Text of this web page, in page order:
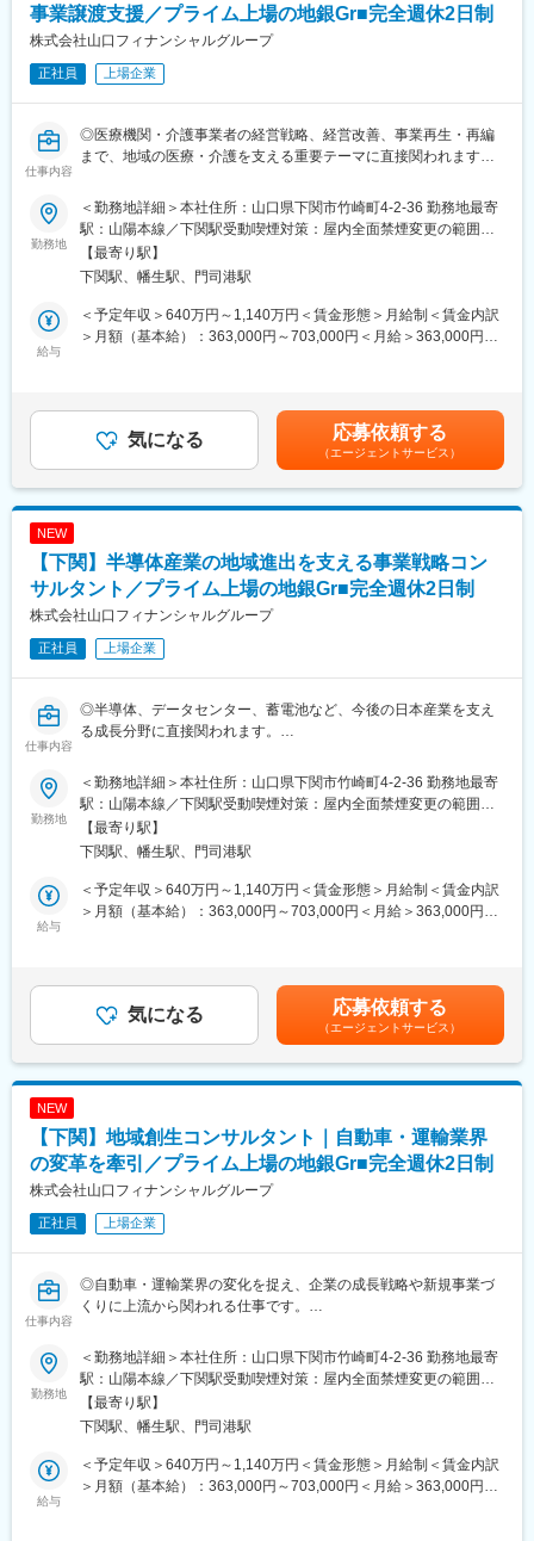
力強化と付加価値向上に貢献していただきます。
資産運用業務における既存業務運営コストの削減と、「成長投
ただきます。
・グループをまたいだ投信バック業務の集約・再設計
・事務プロセスの標準化・効率化によるコスト削減施策の企画
＜成長投資領域の業務運営・高度化＞
・ファンドラップ口座、スマート店事務、NISA制度改訂等の新
・新制度・新サービス導入時の業務設計、運営体制構築
＜管理者育成・業務運営力の強化＞
◎ 制度・市場変化に対応する実務に携われる
NISA制度改訂などの外部環境変化に直接対応し、金融サービスの
事業譲渡支援／プライム上場の地銀Gr■完全週休2日制
株式会社山口フィナンシャルグループ
正社員 上場企業
仕事内容
◎医療機関・介護事業者の経営戦略、経営改善、事業再生・再編
まで、地域の医療・介護を支える重要テーマに直接関われます。
譲渡、病床再編、投融資を活用した再建スキームづくりまで、実
行に踏み込んだ支援ができます。
◎行政、医療機関、介護事業者、金融機関、関係団体など多様な
関係者と連携しながら、地域医療体制の最適化に貢献できます。
■仕事内容：
医療機関や介護事業者が抱える経営課題に対して、経営戦略の策
要、病床のあり方、事業承継、資金繰りなど、複数の課題が同時
に発生します。このポジションでは、そうした課題を一つひとつ
整理し、医療機関・介護事業者が継続して地域に必要なサービス
地域の医療・介護ニーズや経営状況を踏まえ、今後の事業方針や
改善策を整理します。
・ハンズオンによる経営改善支援
る体制づくりを支援します。
ら実行を支援します。
・投融資を活用したスキーム構築
能な支援策を組み立てます。
・地域医療体制の最適化に向けた企画・推進
医療機関、介護事業者、行政、金融機関、関係団体と連携し、地
域に必要な医療・介護サービスを維持する仕組みづくりを進めま
・業界動向分析および関係団体との連携
制度変更や市場環境、地域課題を分析し、経営支援や地域医療体
変更の範囲：会社の定める業務
勤務地
＜勤務地詳細＞本社住所：山口県下関市竹崎町4-2-36 勤務地最寄
駅：山陽本線／下関駅受動喫煙対策：屋内全面禁煙変更の範囲：
会社の定める事業所
【最寄り駅】
下関駅、幡生駅、門司港駅
給与
＜予定年収＞640万円～1,140万円＜賃金形態＞月給制＜賃金内訳
＞月額（基本給）：363,000円～703,000円＜月給＞363,000円～
月給(月額)は固定手当を含めた表記です。
気になる 応募依頼する
（エージェントサービス）
NEW
【下関】半導体産業の地域進出を支える事業戦略コン
サルタント／プライム上場の地銀Gr■完全週休2日制
株式会社山口フィナンシャルグループ
正社員 上場企業
仕事内容
◎半導体、データセンター、蓄電池など、今後の日本産業を支え
る成長分野に直接関われます。
で、構想だけで終わらない事業づくりに携われます。
◎行政機関、金融機関、企業などをつなぎ、地域経済の活性化と
産業競争力の強化に貢献できます。
■採用背景：
半導体を中心とした先端産業分野への投資拡大と、企業誘致ニー
ズの高まりを受けた増員募集です。
サプライチェーンづくりを支援する仕事です。
このポジションでは、顧客の抱える課題に対して、市場分析、事
業戦略の検討、関係者との調整、案件組成を行い、地域産業の発
■具体的な業務内容
・半導体関連企業の新規進出支援
支援を行います。
施策を検討します。
・人材育成、確保に向けた施策企画
企画します。
・中核企業の誘致活動
地域産業の中心となる企業を呼び込むため、誘致に向けた情報整
理や提案活動を行います。
材料、部品、製造、物流など、半導体関連産業に必要な企業同士
のつながりを整理し、地域内外の連携を考えます。
勤務地
＜勤務地詳細＞本社住所：山口県下関市竹崎町4-2-36 勤務地最寄
駅：山陽本線／下関駅受動喫煙対策：屋内全面禁煙変更の範囲：
会社の定める事業所
【最寄り駅】
下関駅、幡生駅、門司港駅
給与
＜予定年収＞640万円～1,140万円＜賃金形態＞月給制＜賃金内訳
＞月額（基本給）：363,000円～703,000円＜月給＞363,000円～
月給(月額)は固定手当を含めた表記です。
気になる 応募依頼する
（エージェントサービス）
NEW
【下関】地域創生コンサルタント｜自動車・運輸業界
の変革を牽引／プライム上場の地銀Gr■完全週休2日制
株式会社山口フィナンシャルグループ
正社員 上場企業
仕事内容
◎自動車・運輸業界の変化を捉え、企業の成長戦略や新規事業づ
くりに上流から関われる仕事です。
チェーン再編など、地域の未来に直結するテーマを扱えます。
◎山口フィナンシャルグループの各社と連携し、金融に限らない
幅広い解決策を組み合わせて企業支援ができます。
■採用背景：
業界を取り巻く環境変化、サプライチェーンの見直し、モビリテ
ィ領域での新たな事業機会など、企業が向き合う課題は複雑化し
勤務地
＜勤務地詳細＞本社住所：山口県下関市竹崎町4-2-36 勤務地最寄
駅：山陽本線／下関駅受動喫煙対策：屋内全面禁煙変更の範囲：
会社の定める事業所
【最寄り駅】
下関駅、幡生駅、門司港駅
給与
＜予定年収＞640万円～1,140万円＜賃金形態＞月給制＜賃金内訳
＞月額（基本給）：363,000円～703,000円＜月給＞363,000円～